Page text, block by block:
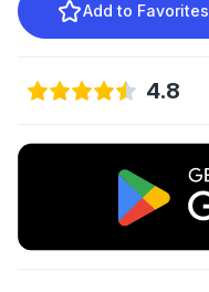
Add to Favorites
4.8